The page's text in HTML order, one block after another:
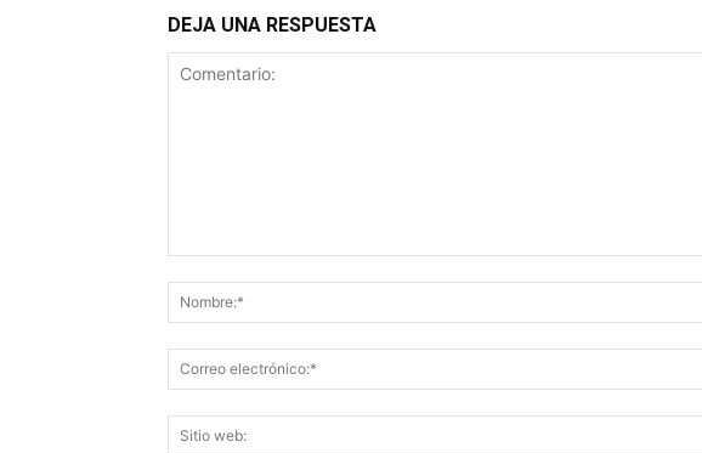
DEJA UNA RESPUESTA